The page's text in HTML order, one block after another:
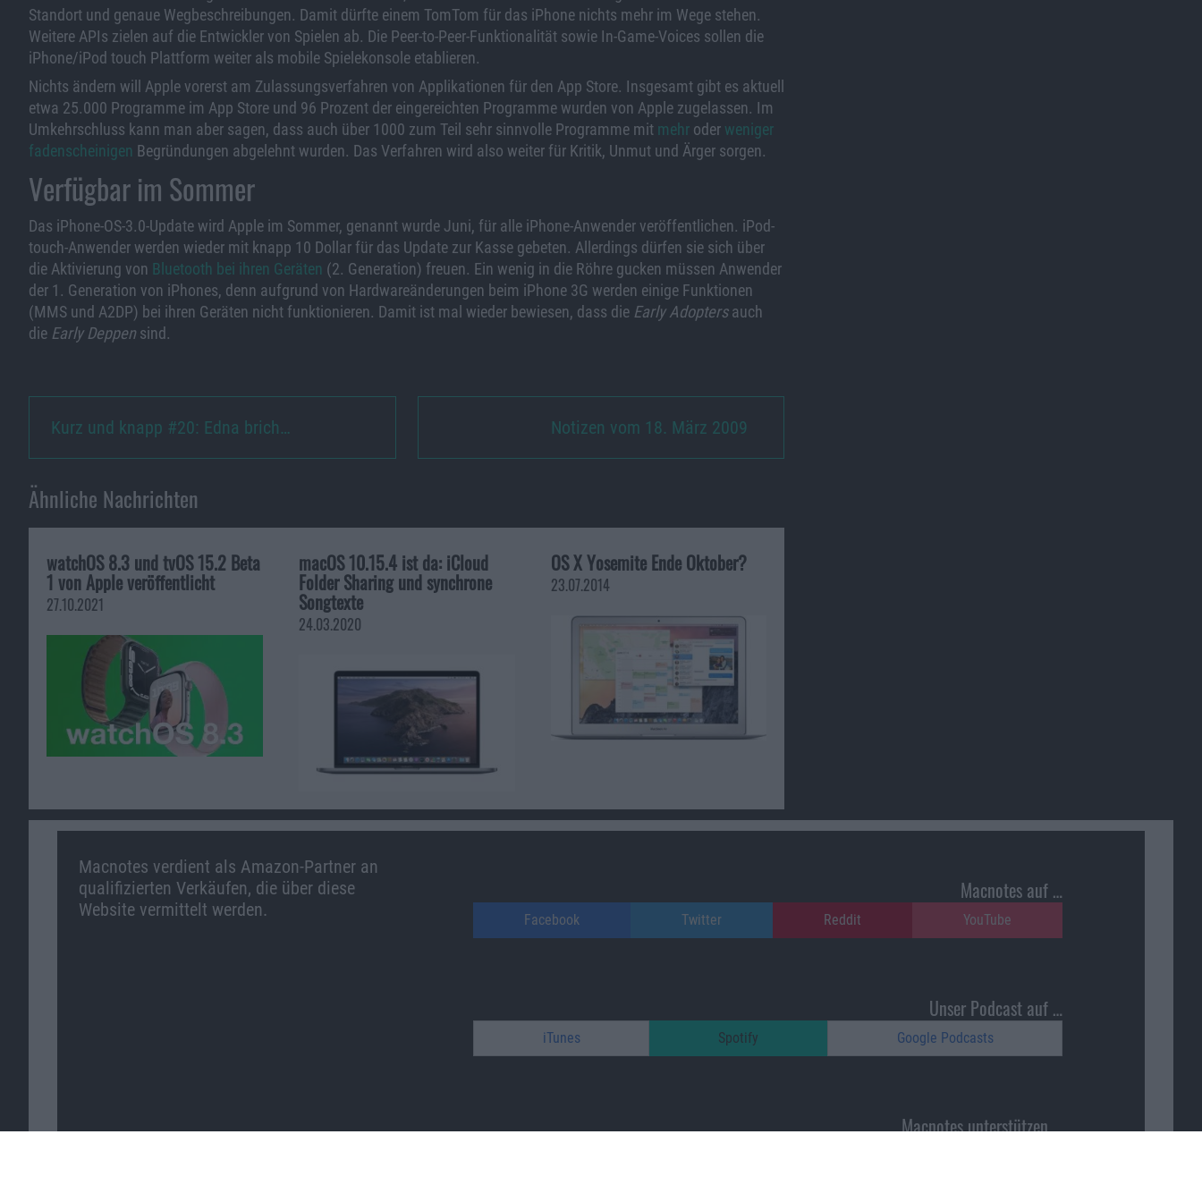
Standort und genaue Wegbeschreibungen. Damit dürfte einem TomTom für das iPhone nichts mehr im Wege stehen.
Weitere APIs zielen auf die Entwickler von Spielen ab. Die Peer-to-Peer-Funktionalität sowie In-Game-Voices sollen die
iPhone/iPod touch Plattform weiter als mobile Spielekonsole etablieren.
Nichts ändern will Apple vorerst am Zulassungsverfahren von Applikationen für den App Store. Insgesamt gibt es aktuell
etwa 25.000 Programme im App Store und 96 Prozent der eingereichten Programme wurden von Apple zugelassen. Im
Umkehrschluss kann man aber sagen, dass auch über 1000 zum Teil sehr sinnvolle Programme mit mehr oder weniger
fadenscheinigen Begründungen abgelehnt wurden. Das Verfahren wird also weiter für Kritik, Unmut und Ärger sorgen.
Verfügbar im Sommer
Das iPhone-OS-3.0-Update wird Apple im Sommer, genannt wurde Juni, für alle iPhone-Anwender veröffentlichen. iPod-
touch-Anwender werden wieder mit knapp 10 Dollar für das Update zur Kasse gebeten. Allerdings dürfen sie sich über
die Aktivierung von Bluetooth bei ihren Geräten (2. Generation) freuen. Ein wenig in die Röhre gucken müssen Anwender
der 1. Generation von iPhones, denn aufgrund von Hardwareänderungen beim iPhone 3G werden einige Funktionen
(MMS und A2DP) bei ihren Geräten nicht funktionieren. Damit ist mal wieder bewiesen, dass die Early Adoptersauch
die Early Deppen sind.
Kurz und knapp #20: Edna brich… Notizen vom 18. März 2009
Ähnliche Nachrichten
watchOS 8.3 und tvOS 15.2 Beta
1 von Apple veröffentlicht
27.10.2021
macOS 10.15.4 ist da: iCloud
Folder Sharing und synchrone
Songtexte
24.03.2020
OS X Yosemite Ende Oktober?
23.07.2014
Macnotes verdient als Amazon-Partner an
qualifizierten Verkäufen, die über diese
Website vermittelt werden.
Macnotes auf …
Facebook Twitter Reddit YouTube
Unser Podcast auf …
iTunes Spotify Google Podcasts
Macnotes unterstützen …